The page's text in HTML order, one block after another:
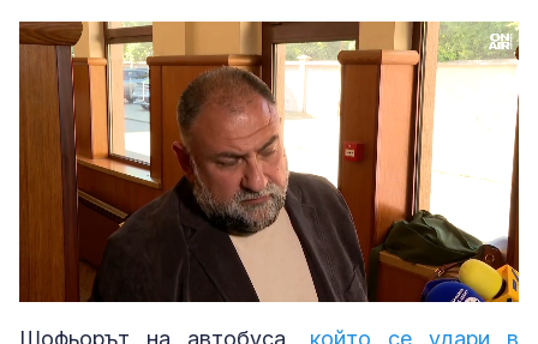
Unmute Loaded
90.50%
Шофьорът на автобуса, който се удари в